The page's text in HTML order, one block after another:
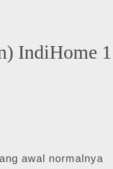
IndiHome 1
awal normalnya